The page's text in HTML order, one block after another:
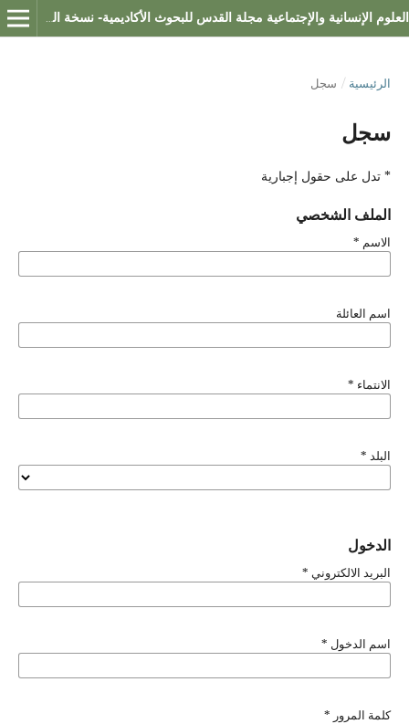
الرئيسية / سجل
سجل
* تدل على حقول إجبارية
الملف الشخصي
الاسم *
اسم العائلة
الانتماء *
البلد *
الدخول
البريد الالكتروني *
اسم الدخول *
كلمة المرور *